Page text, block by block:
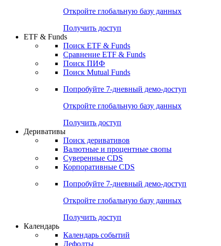
Поиск кредитов
Попробуйте7-дневный
Откройте глобальную базу данных
Получить доступ
ETF & Funds
Сравнение ETF & Funds
Поиск Mutual Funds
Попробуйте7-дневный
Откройте глобальную базу данных
Получить доступ
Деривативы
Валютные и процентные свопы
Корпоративные CDS
Попробуйте7-дневный
Откройте глобальную базу данных